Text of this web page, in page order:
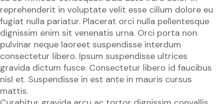
reprehenderit in voluptate velit esse cillum dolore eu
fugiat nulla pariatur. Placerat orci nulla pellentesque
dignissim enim sit venenatis urna. Orci porta non
pulvinar neque laoreet suspendisse interdum
consectetur libero. Ipsum suspendisse ultrices
gravida dictum fusce. Consectetur libero id faucibus
nisl et. Suspendisse in est ante in mauris cursus
mattis.